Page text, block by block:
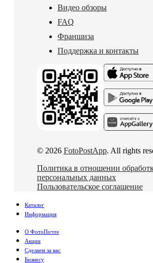
Видео обзоры
FAQ
Франшиза
Поддержка и контакты
© 2026 FotoPostApp. All rights
Политика в отношении
персональных данных
Пользовательское соглашение
Каталог
Информация
О ФотоПочте
Акции
Сделаем за вас
Бизнесу